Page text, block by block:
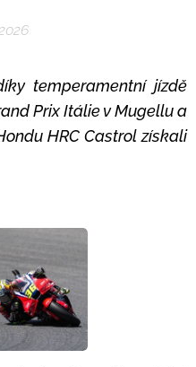
temperamentní jízdě
Prix Itálie v Mugellu a
HRC Castrol získali